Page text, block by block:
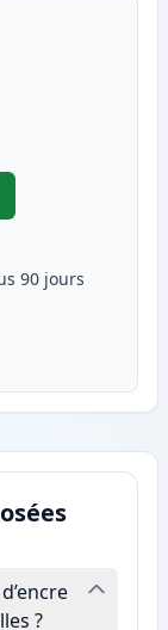
Brother TN230Y
90 jours
?